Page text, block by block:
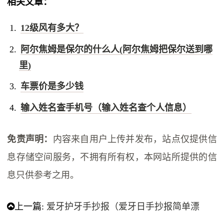
相关文章：
12级风有多大？
阿尔焦姆是保尔的什么人(阿尔焦姆把保尔送到哪
里)
车票价是多少钱
输入姓名查手机号（输入姓名查个人信息）
免责声明： 内容来自用户上传并发布，站点仅提供信
息存储空间服务，不拥有所有权，本网站所提供的信
息只供参考之用。
上一篇: 爱牙护牙手抄报（爱牙日手抄报简单漂